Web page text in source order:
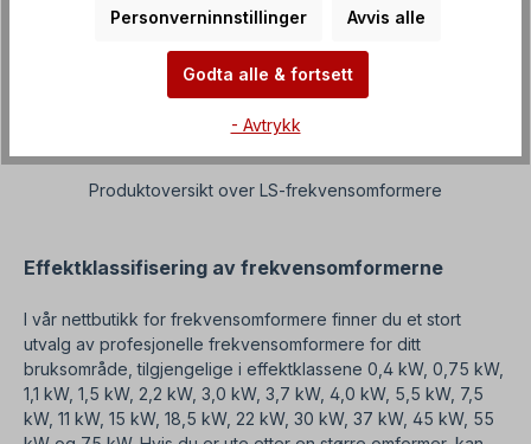
Produktoversikt over LS-frekvensomformere
Effektklassifisering av frekvensomformerne
I vår nettbutikk for frekvensomformere finner du et stort
utvalg av profesjonelle frekvensomformere for ditt
bruksområde, tilgjengelige i effektklassene 0,4 kW, 0,75 kW,
1,1 kW, 1,5 kW, 2,2 kW, 3,0 kW, 3,7 kW, 4,0 kW, 5,5 kW, 7,5
kW, 11 kW, 15 kW, 18,5 kW, 22 kW, 30 kW, 37 kW, 45 kW, 55
Personverninnstillinger Avvis alle
Godta alle & fortsett
- Avtrykk